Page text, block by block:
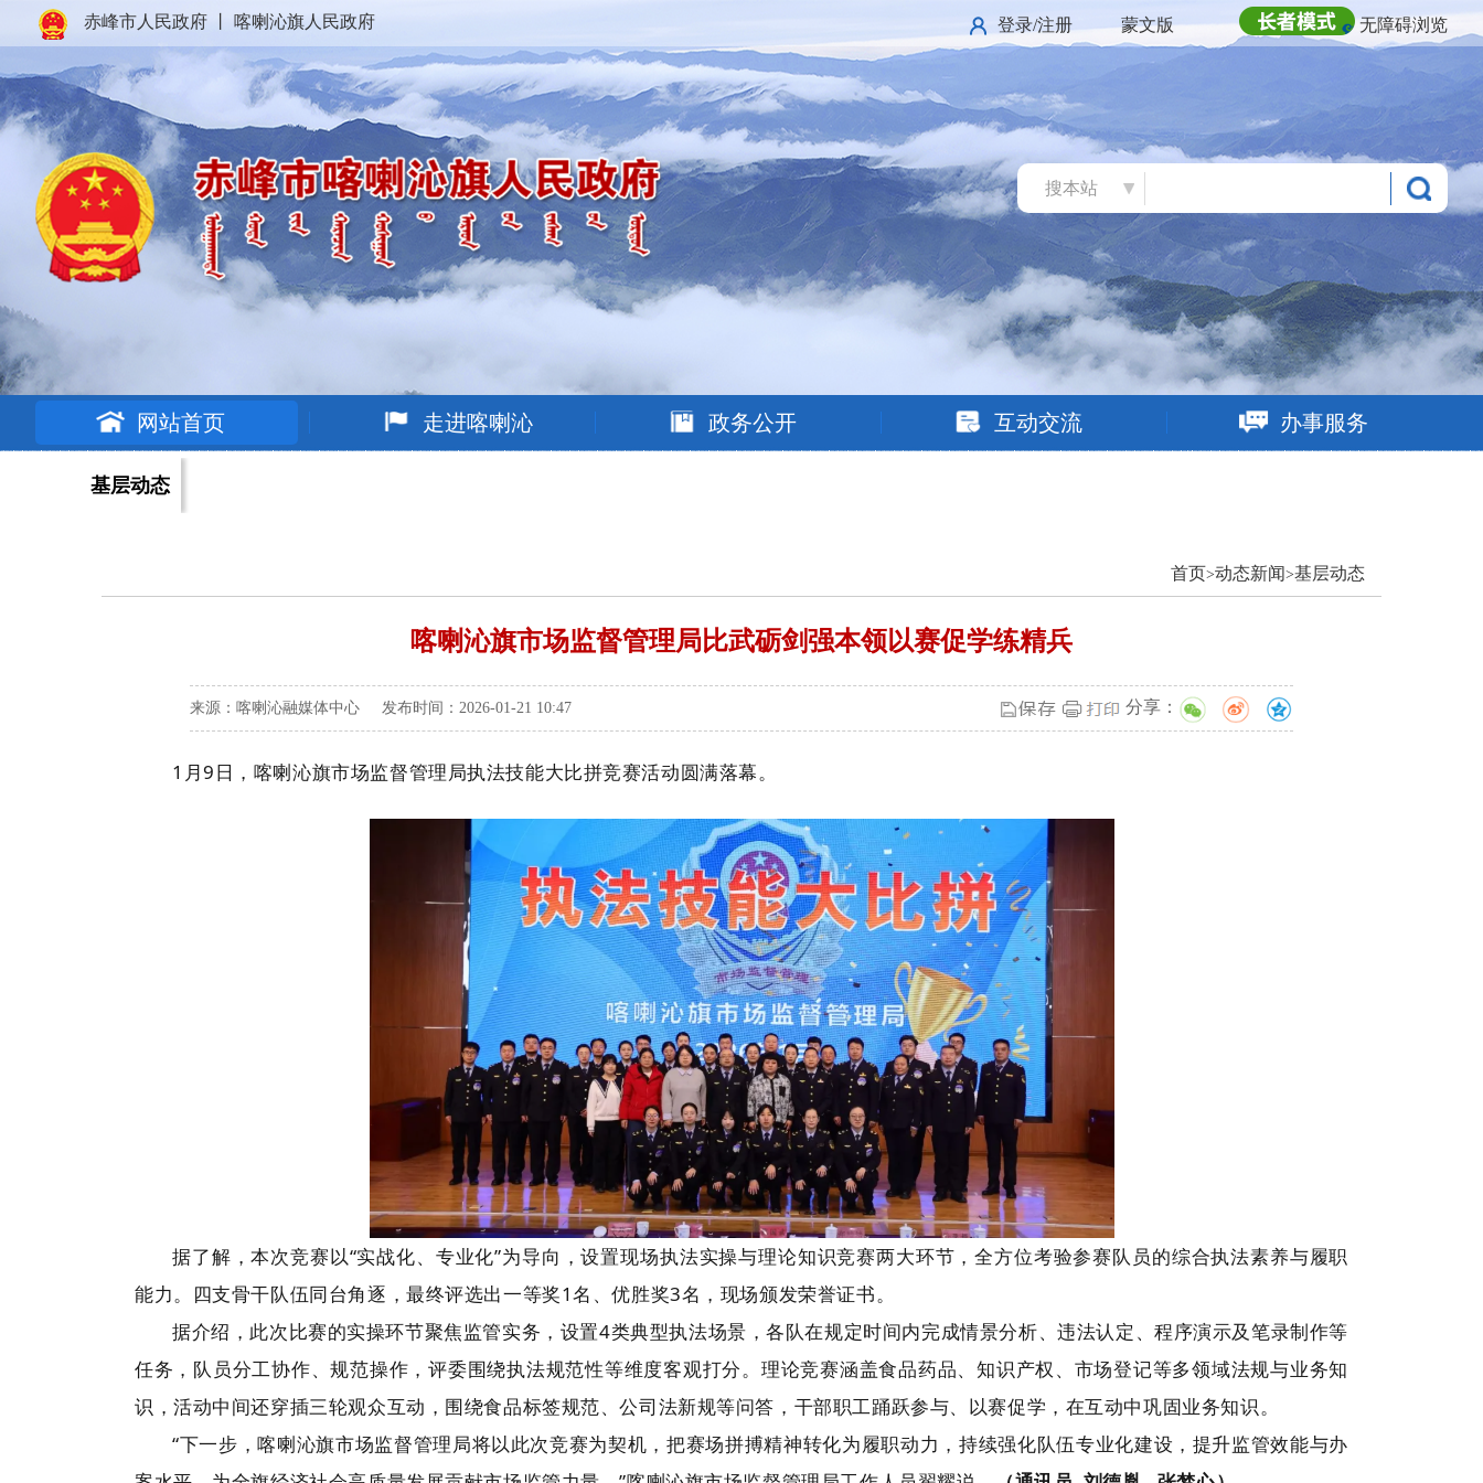
赤峰市人民政府 喀喇沁旗人民政府 登录/注册 蒙文版 无障碍浏览
搜本站
网站首页 走进喀喇沁 政务公开 互动交流 办事服务
基层动态
首页>动态新闻>基层动态
喀喇沁旗市场监督管理局比武砺剑强本领以赛促学练精兵
来源：喀喇沁融媒体中心 发布时间：2026-01-21 10:47 分享：
1 月9日，喀喇沁旗市场监督管理局执法技能大比拼竞赛活动圆满落幕。
据了解，本次竞赛以“实战化、专业化”为导向，设置现场执法实操与理论知识竞赛两大环节，全方位考验参赛队员的综合执法素养与履职
能力。四支骨干队伍同台角逐，最终评选出一等奖1名、优胜奖3名，现场颁发荣誉证书。
据介绍，此次比赛的实操环节聚焦监管实务，设置4类典型执法场景，各队在规定时间内完成情景分析、违法认定、程序演示及笔录制作等
任务，队员分工协作、规范操作，评委围绕执法规范性等维度客观打分。理论竞赛涵盖食品药品、知识产权、市场登记等多领域法规与业务知
识，活动中间还穿插三轮观众互动，围绕食品标签规范、公司法新规等问答，干部职工踊跃参与、以赛促学，在互动中巩固业务知识。
“下一步，喀喇沁旗市场监督管理局将以此次竞赛为契机，把赛场拼搏精神转化为履职动力，持续强化队伍专业化建设，提升监管效能与办